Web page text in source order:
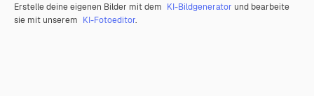
Erstelle deine eigenen Bilder mit dem KI-Bildgenerator und bearbeite
sie mit unserem KI-Fotoeditor.